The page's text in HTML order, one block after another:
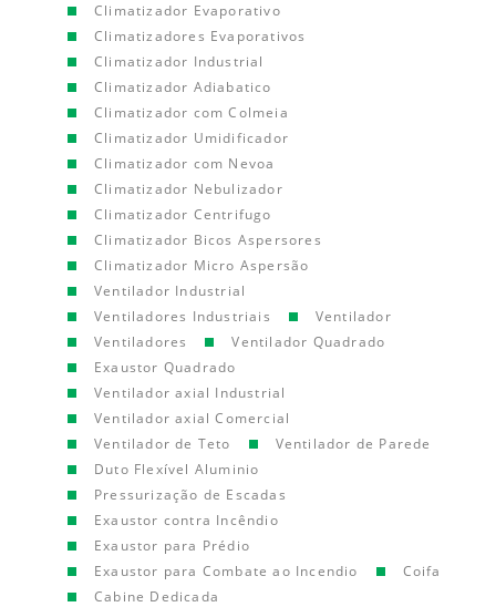
Climatizador Evaporativo
Climatizadores Evaporativos
Climatizador Industrial
Climatizador Adiabatico
Climatizador com Colmeia
Climatizador Umidificador
Climatizador com Nevoa
Climatizador Nebulizador
Climatizador Centrifugo
Climatizador Bicos Aspersores
Climatizador Micro Aspersão
Ventilador Industrial
Ventiladores Industriais
Ventilador
Ventiladores
Ventilador Quadrado
Exaustor Quadrado
Ventilador axial Industrial
Ventilador axial Comercial
Ventilador de Teto
Ventilador de Parede
Duto Flexível Aluminio
Pressurização de Escadas
Exaustor contra Incêndio
Exaustor para Prédio
Exaustor para Combate ao Incendio
Coifa
Cabine Dedicada